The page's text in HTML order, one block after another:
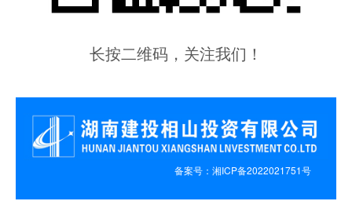
长按二维码，关注我们！
备案号：湘ICP备2022021751号